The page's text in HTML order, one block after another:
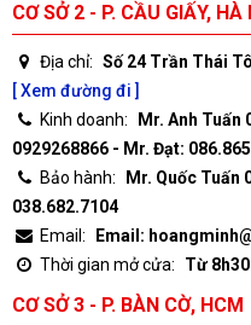
CƠ SỞ 2 - P. CẦU GIẤY, HÀ
Địa chỉ: Số 24 Trần Thái
[ Xem đường đi ]
Kinh doanh:
Mr. Anh Tuấn
0929268866 - Mr. Đạt:
Bảo hành:
Mr. Quốc Tuấn
038.682.7104
Email:
Email:
Thời gian mở cửa:
Từ
CƠ SỞ 3 - P. BÀN CỜ, HCM